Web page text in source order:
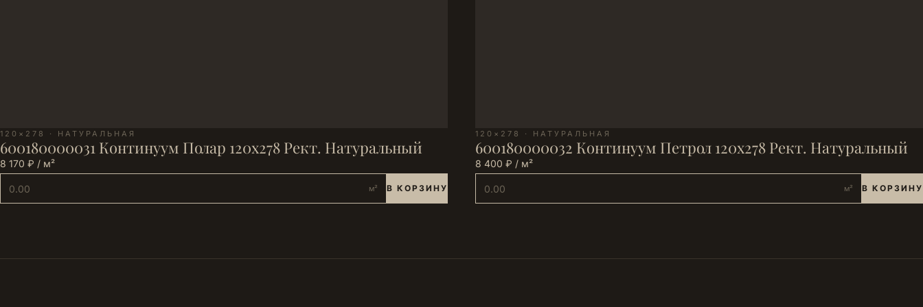
120×278 · НАТУРАЛЬНАЯ
600180000031 Континуум Полар 120х278 Рект. Натуральный
8 170 ₽ / м²
м² В КОРЗИНУ
120×278 · НАТУРАЛЬНАЯ
600180000032 Континуум Петрол 120х278 Рект. Натуральный
8 400 ₽ / м²
м² В КОРЗИНУ